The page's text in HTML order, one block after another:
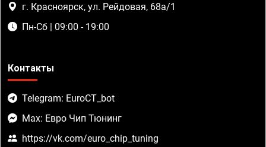
г. Красноярск, ул. Рейдовая, 68а/1
Пн-Сб | 09:00 - 19:00
Контакты
Telegram: EuroCT_bot
Max: Евро Чип Тюнинг
https://vk.com/euro_chip_tuning